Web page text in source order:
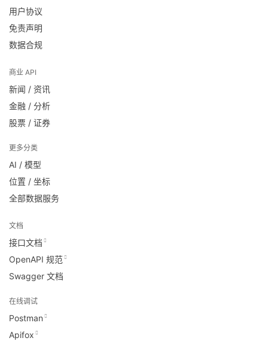
用户协议
免责声明
数据合规
商业 API
新闻 / 资讯
金融 / 分析
股票 / 证券
更多分类
AI / 模型
位置 / 坐标
全部数据服务
文档
接口文档
OpenAPI 规范
Swagger 文档
在线调试
Postman
Apifox